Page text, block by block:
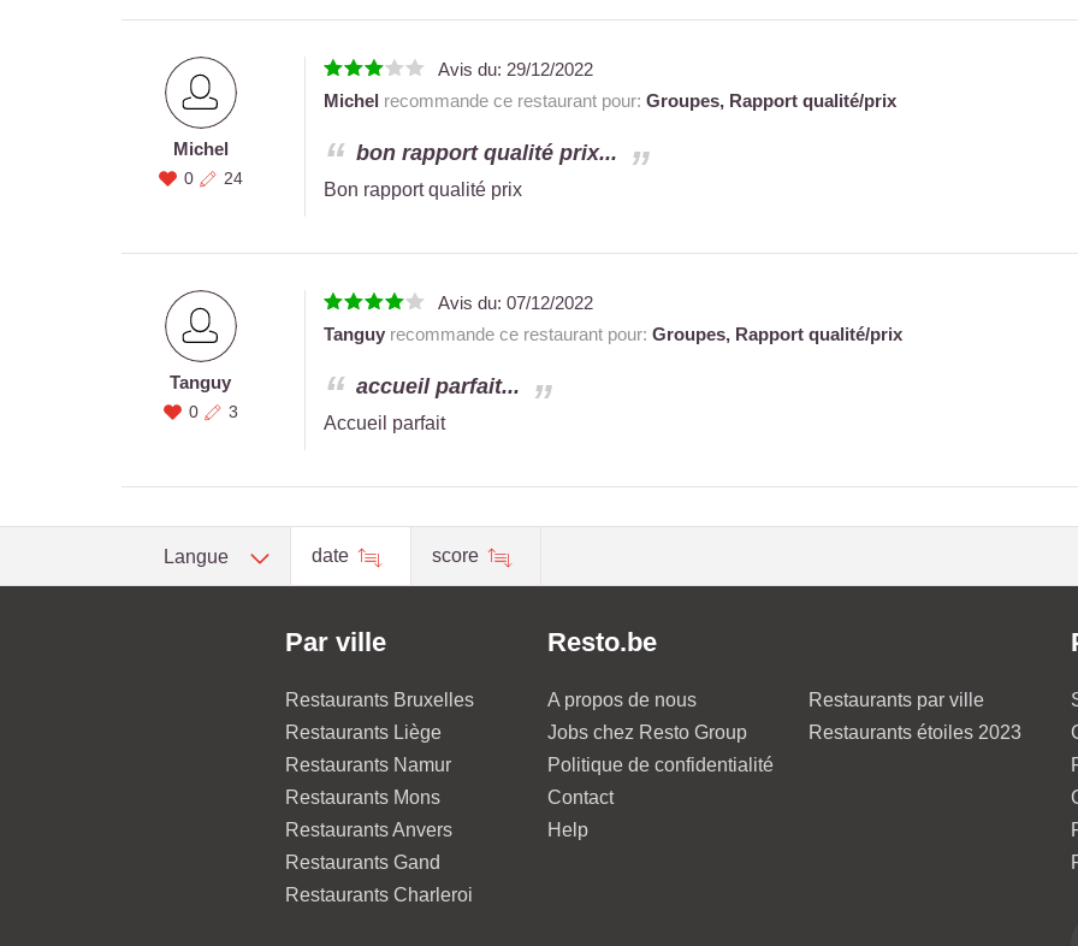
Michel
0 24
Avis du: 29/12/2022
Michel recommande ce restaurant pour: Groupes, Rapport qualité/prix
bon rapport qualité prix...
Bon rapport qualité prix
Tanguy
0 3
Avis du: 07/12/2022
Tanguyrecommande ce restaurant pour: Groupes, Rapport qualité/prix
accueil parfait...
Accueil parfait
Langue date score
Par ville
Restaurants Bruxelles
Restaurants Liège
Restaurants Namur
Restaurants Mons
Restaurants Anvers
Restaurants Gand
Restaurants Charleroi
Resto.be
A propos de nous
Jobs chez Resto Group
Politique de confidentialité
Contact
Help
Restaurants par ville
Restaurants étoiles 2023